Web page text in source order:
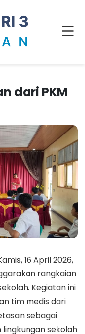
dari PKM
16 April 2026,
rangkaian
Kegiatan ini
tim medis dari
sebagai
sekolah